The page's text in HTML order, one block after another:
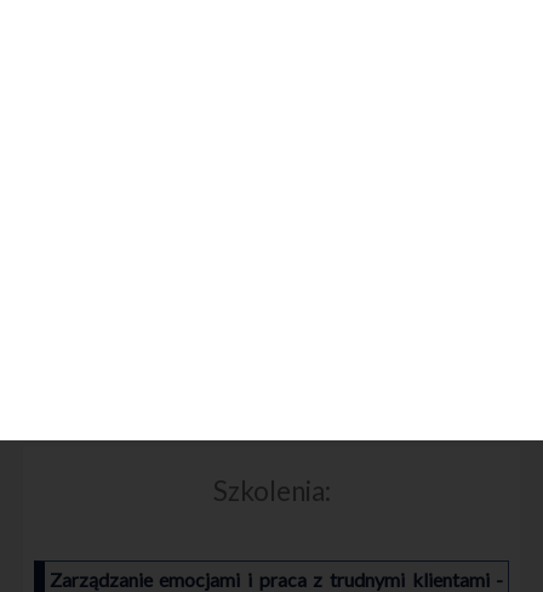
Szkolenia:
Zarządzanie emocjami i praca z trudnymi klientami -